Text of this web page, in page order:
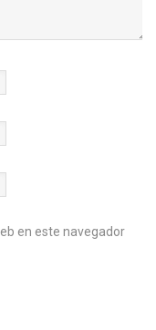
en este navegador